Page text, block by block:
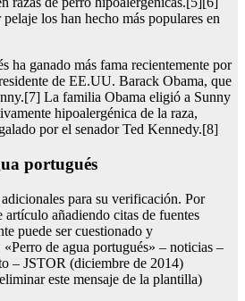
los han hecho más populares en
ha ganado más fama recientemente por
de EE.UU. Barack Obama, que
La familia Obama eligió a Sunny
hipoalergénica de la raza,
por el senador Ted Kennedy.[8]
portugués
para su verificación. Por
artículo añadiendo citas de fuentes
puede ser cuestionado y
de agua portugués» – noticias –
– JSTOR (diciembre de 2014)
este mensaje de la plantilla)